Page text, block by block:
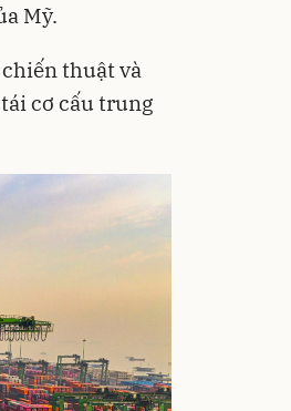
Mỹ.
thuật và
cơ cấu trung